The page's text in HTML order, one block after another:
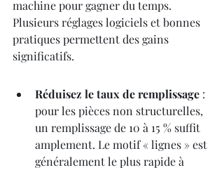
machine pour gagner du temps.
Plusieurs réglages logiciels et bonnes
pratiques permettent des gains
significatifs.
Réduisez le taux de remplissage :
pour les pièces non structurelles,
un remplissage de 10 à 15 % suffit
amplement. Le motif « lignes » est
généralement le plus rapide à